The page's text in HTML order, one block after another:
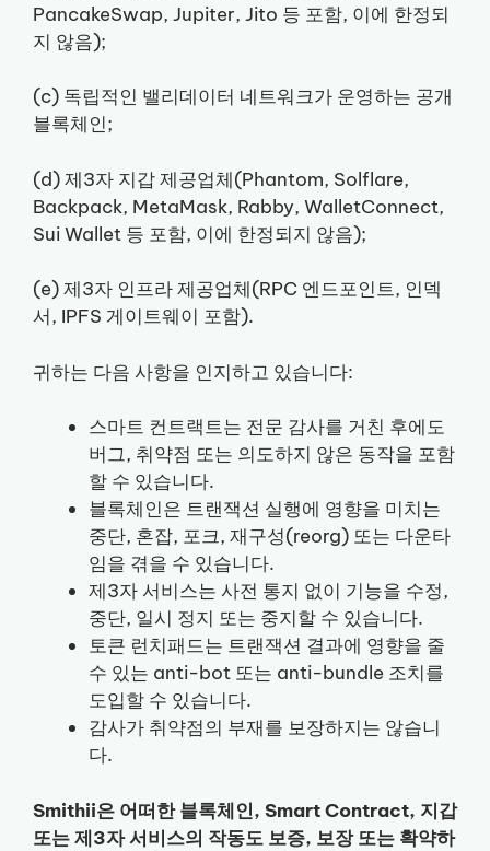
PancakeSwap, Jupiter, Jito 등 포함, 이에 한정되
지 않음);
(c) 독립적인 밸리데이터 네트워크가 운영하는 공개
블록체인;
(d) 제3자 지갑 제공업체(Phantom, Solflare,
Backpack, MetaMask, Rabby, WalletConnect,
Sui Wallet 등 포함, 이에 한정되지 않음);
(e) 제3자 인프라 제공업체(RPC 엔드포인트, 인덱
서, IPFS 게이트웨이 포함).
귀하는 다음 사항을 인지하고 있습니다:
스마트 컨트랙트는 전문 감사를 거친 후에도
버그, 취약점 또는 의도하지 않은 동작을 포함
할 수 있습니다.
블록체인은 트랜잭션 실행에 영향을 미치는
중단, 혼잡, 포크, 재구성(reorg) 또는 다운타
임을 겪을 수 있습니다.
제3자 서비스는 사전 통지 없이 기능을 수정,
중단, 일시 정지 또는 중지할 수 있습니다.
토큰 런치패드는 트랜잭션 결과에 영향을 줄
수 있는 anti-bot 또는 anti-bundle 조치를
도입할 수 있습니다.
감사가 취약점의 부재를 보장하지는 않습니
다.
Smithii은 어떠한 블록체인, Smart Contract, 지갑
또는 제3자 서비스의 작동도 보증, 보장 또는 확약하